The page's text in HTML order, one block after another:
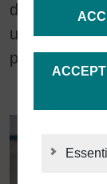
d’Israël et
une
participants.